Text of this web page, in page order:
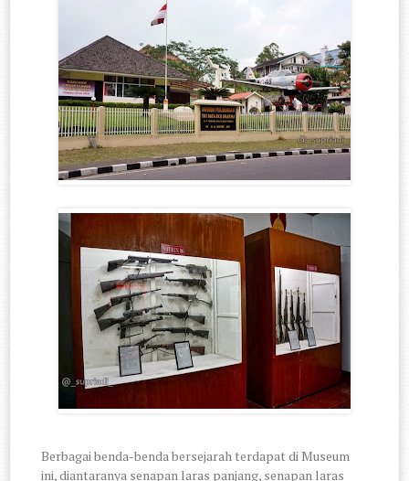
Berbagai benda-benda bersejarah terdapat di Museum
ini, diantaranya senapan laras panjang, senapan laras